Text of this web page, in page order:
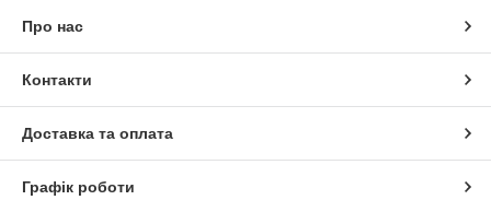
Про нас
Контакти
Доставка та оплата
Графік роботи